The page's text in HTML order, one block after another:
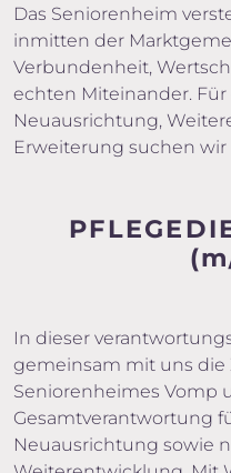
Das Seniorenheim
inmitten der
Verbundenheit,
echten Miteinander.
Neuausrichtung,
Erweiterung suchen
In dieser
gemeinsam mit uns die
Seniorenheimes Vomp
Gesamtverantwortung
Neuausrichtung sowie